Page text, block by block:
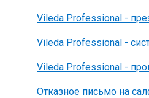
Vileda Professional -
Vileda Professional -
Vileda Professional -
Отказное письмо на